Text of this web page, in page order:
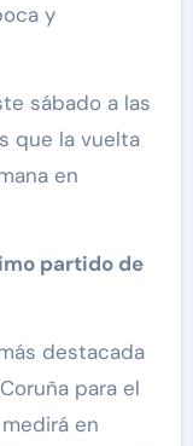
y
sábado a las
que la vuelta
en
partido de
destacada
para el
en